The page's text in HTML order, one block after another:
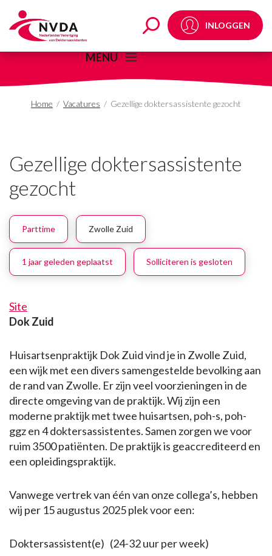
Gezellige INLOGGEN
MENU
Home / Vacatures / Gezellige doktersassistente gezocht
Gezellige doktersassistente
gezocht
Parttime Zwolle Zuid
1 jaar geleden geplaatst Solliciteren is gesloten
Site
Dok Zuid
Huisartsenpraktijk Dok Zuid vind je in Zwolle Zuid,
een wijk met een divers samengestelde bevolking aan
de rand van Zwolle. Er zijn veel voorzieningen in de
directe omgeving van de praktijk. Wij zijn een
moderne praktijk met twee huisartsen, poh-s, poh-
ggz en 4 doktersassistentes. Samen zorgen we voor
ruim 3500 patiënten. De praktijk is geaccrediteerd en
een opleidingspraktijk.
Vanwege vertrek van één van onze collega’s, hebben
wij per 15 augustus 2025 plek voor een:
Doktersassistent(e) (24-32 uur per week)